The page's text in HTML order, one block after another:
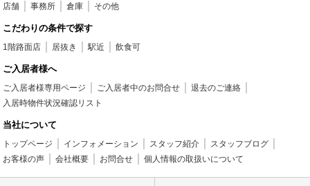
店舗 事務所 倉庫 その他
こだわりの条件で探す
1階路面店 居抜き 駅近 飲食可
ご入居者様へ
ご入居者様専用ページ ご入居者中のお問合せ
退去のご連絡
入居時物件状況確認リスト
当社について
トップページ インフォメーション スタッフ紹介
スタッフブログ
お客様の声
会社概要 お問合せ 個人情報の取扱いについて